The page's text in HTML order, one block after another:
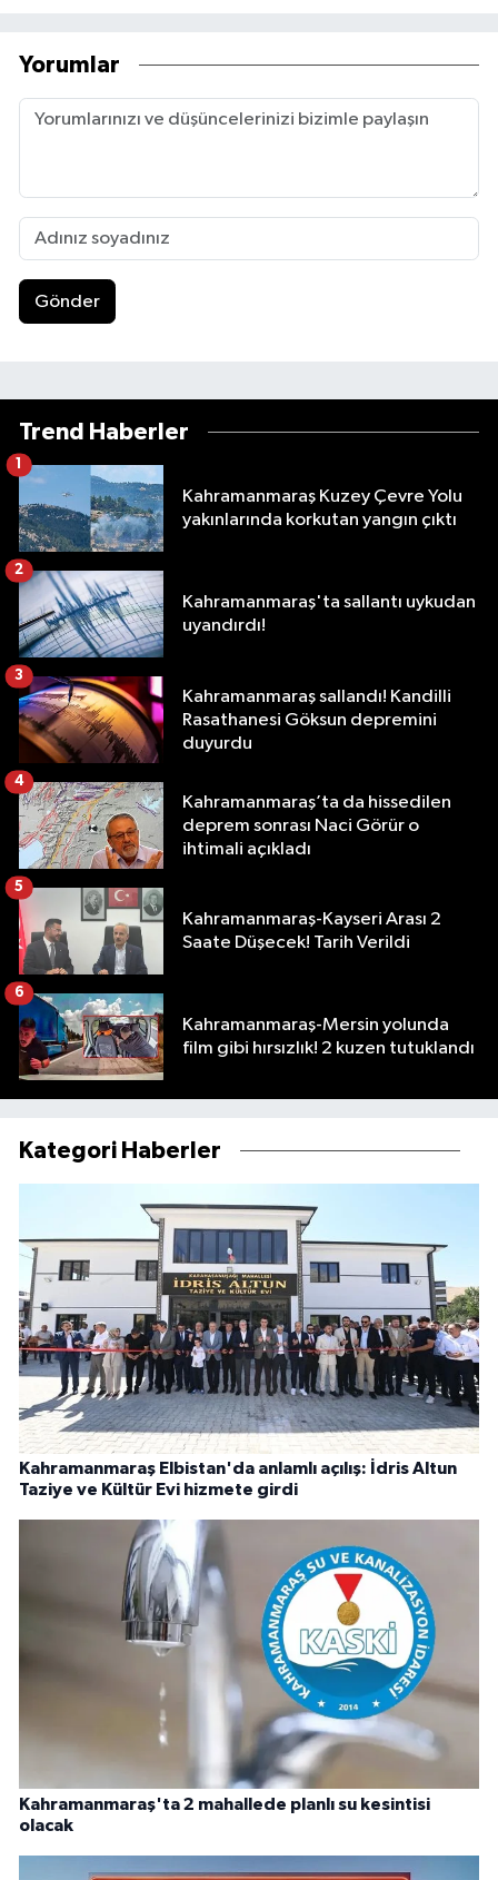
Yorumlar
Gönder
Trend Haberler
Kahramanmaraş Kuzey Çevre Yolu
yakınlarında korkutan yangın çıktı
1
Kahramanmaraş'ta sallantı uykudan
uyandırdı!
2
Kahramanmaraş sallandı! Kandilli
Rasathanesi Göksun depremini
duyurdu
3
Kahramanmaraş’ta da hissedilen
deprem sonrası Naci Görür o
ihtimali açıkladı
4
Kahramanmaraş-Kayseri Arası 2
Saate Düşecek! Tarih Verildi
5
Kahramanmaraş-Mersin yolunda
film gibi hırsızlık! 2 kuzen tutuklandı
6
Kategori Haberler
Kahramanmaraş Elbistan'da anlamlı açılış: İdris Altun
Taziye ve Kültür Evi hizmete girdi
Kahramanmaraş'ta 2 mahallede planlı su kesintisi
olacak